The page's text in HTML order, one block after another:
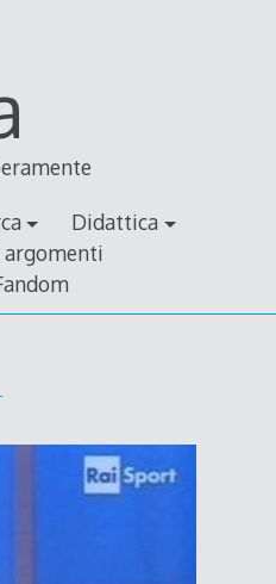
Didattica